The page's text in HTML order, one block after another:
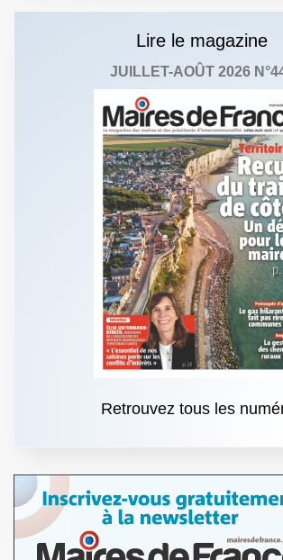
Lire le magazine
JUILLET-AOÛT 2026
Retrouvez tous les